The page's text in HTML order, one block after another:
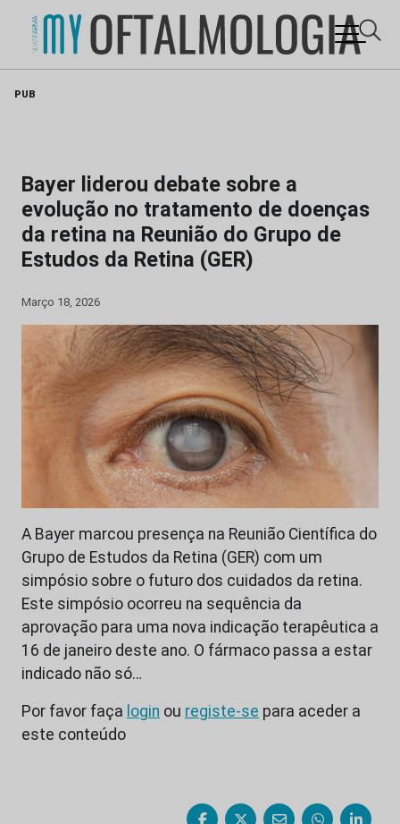
PUB
Bayer liderou debate sobre a
evolução no tratamento de doenças
da retina na Reunião do Grupo de
Estudos da Retina (GER)
Março 18, 2026
A Bayer marcou presença na Reunião Científica do
Grupo de Estudos da Retina (GER) com um
simpósio sobre o futuro dos cuidados da retina.
Este simpósio ocorreu na sequência da
aprovação para uma nova indicação terapêutica a
16 de janeiro deste ano. O fármaco passa a estar
indicado não só…
Por favor faça login ou registe-se para aceder a
este conteúdo